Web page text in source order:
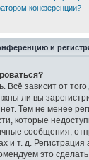
конференции?
и
Всё зависит от
ли вы
Тем не менее
которые
сообщения,
и т. д. Регистрация
это сделать.